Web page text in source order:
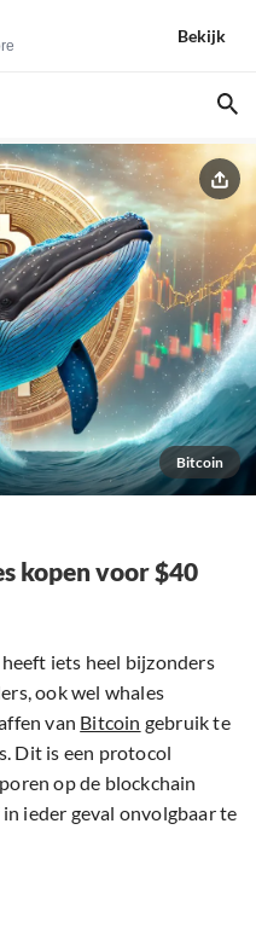
Bekijk
Bitcoin
kopen voor $40
iets heel bijzonders
ook wel whales
van Bitcoin gebruik te
Dit is een protocol
op de blockchain
ieder geval onvolgbaar te